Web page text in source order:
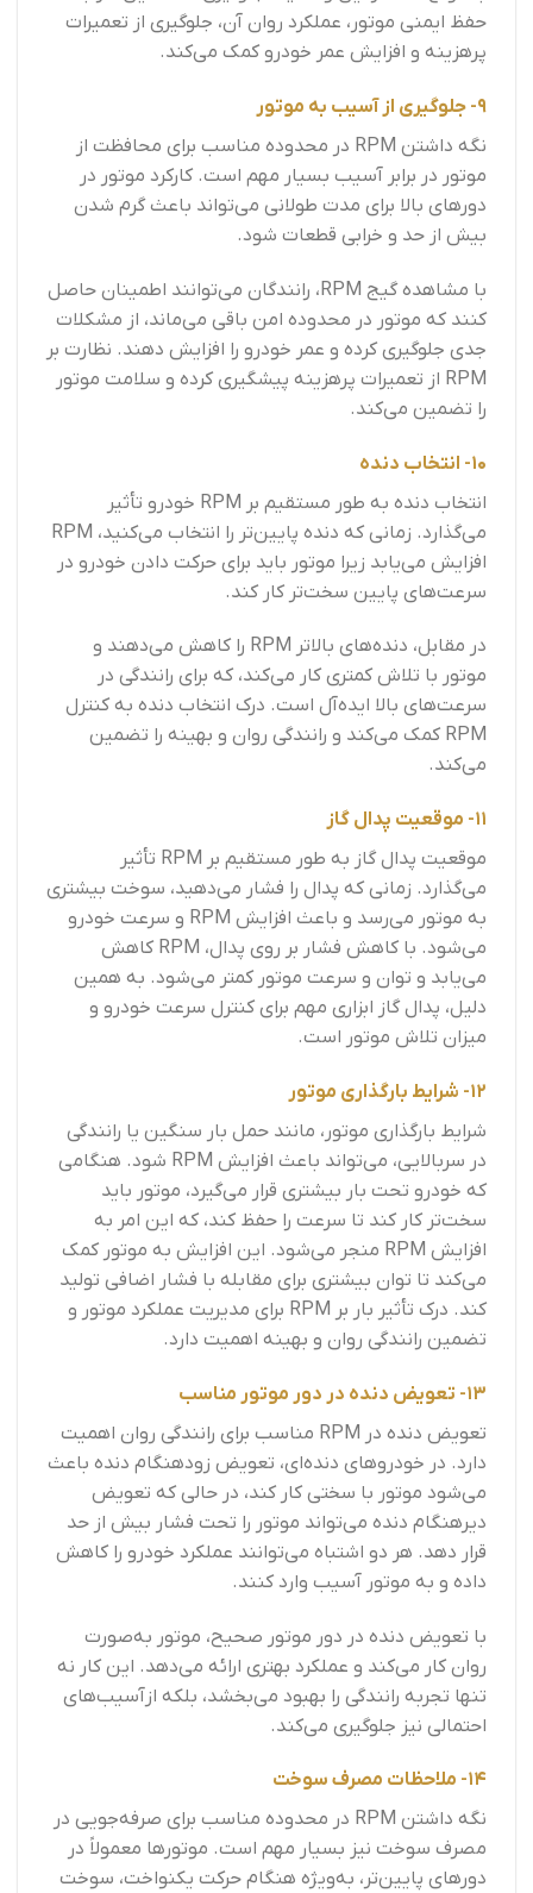
حفظ ایمنی موتور، عملکرد روان آن، جلوگیری از تعمیرات
پرهزینه و افزایش عمر خودرو کمک می‌کند.
9- جلوگیری از آسیب به موتور
نگه داشتن RPM در محدوده مناسب برای محافظت از
موتور در برابر آسیب بسیار مهم است. کارکرد موتور در
دورهای بالا برای مدت طولانی می‌تواند باعث گرم شدن
بیش از حد و خرابی قطعات شود.
با مشاهده گیج RPM، رانندگان می‌توانند اطمینان حاصل
کنند که موتور در محدوده امن باقی می‌ماند، از مشکلات
جدی جلوگیری کرده و عمر خودرو را افزایش دهند. نظارت بر
RPM از تعمیرات پرهزینه پیشگیری کرده و سلامت موتور
را تضمین می‌کند.
10- انتخاب دنده
انتخاب دنده به طور مستقیم بر RPM خودرو تأثیر
می‌گذارد. زمانی که دنده پایین‌تر را انتخاب می‌کنید، RPM
افزایش می‌یابد زیرا موتور باید برای حرکت دادن خودرو در
سرعت‌های پایین سخت‌تر کار کند.
در مقابل، دنده‌های بالاتر RPM را کاهش می‌دهند و
موتور با تلاش کمتری کار می‌کند، که برای رانندگی در
سرعت‌های بالا ایده‌آل است. درک انتخاب دنده به کنترل
RPM کمک می‌کند و رانندگی روان و بهینه را تضمین
می‌کند.
11- موقعیت پدال گاز
موقعیت پدال گاز به طور مستقیم بر RPM تأثیر
می‌گذارد. زمانی که پدال را فشار می‌دهید، سوخت بیشتری
به موتور می‌رسد و باعث افزایش RPM و سرعت خودرو
می‌شود. با کاهش فشار بر روی پدال، RPM کاهش
می‌یابد و توان و سرعت موتور کمتر می‌شود. به همین
دلیل، پدال گاز ابزاری مهم برای کنترل سرعت خودرو و
میزان تلاش موتور است.
12- شرایط بارگذاری موتور
شرایط بارگذاری موتور، مانند حمل بار سنگین یا رانندگی
در سربالایی، می‌تواند باعث افزایش RPM شود. هنگامی
که خودرو تحت بار بیشتری قرار می‌گیرد، موتور باید
سخت‌تر کار کند تا سرعت را حفظ کند، که این امر به
افزایش RPM منجر می‌شود. این افزایش به موتور کمک
می‌کند تا توان بیشتری برای مقابله با فشار اضافی تولید
کند. درک تأثیر بار بر RPM برای مدیریت عملکرد موتور و
تضمین رانندگی روان و بهینه اهمیت دارد.
13- تعویض دنده در دور موتور مناسب
تعویض دنده در RPM مناسب برای رانندگی روان اهمیت
دارد. در خودروهای دنده‌ای، تعویض زودهنگام دنده باعث
می‌شود موتور با سختی کار کند، در حالی که تعویض
دیرهنگام دنده می‌تواند موتور را تحت فشار بیش از حد
قرار دهد. هر دو اشتباه می‌توانند عملکرد خودرو را کاهش
داده و به موتور آسیب وارد کنند.
با تعویض دنده در دور موتور صحیح، موتور به‌صورت
روان کار می‌کند و عملکرد بهتری ارائه می‌دهد. این کار نه
تنها تجربه رانندگی را بهبود می‌بخشد، بلکه ازآسیب‌های
احتمالی نیز جلوگیری می‌کند.
14- ملاحظات مصرف سوخت
نگه داشتن RPM در محدوده مناسب برای صرفه‌جویی در
مصرف سوخت نیز بسیار مهم است. موتور‌ها معمولاً در
دورهای پایین‌تر، به‌ویژه هنگام حرکت یکنواخت، سوخت